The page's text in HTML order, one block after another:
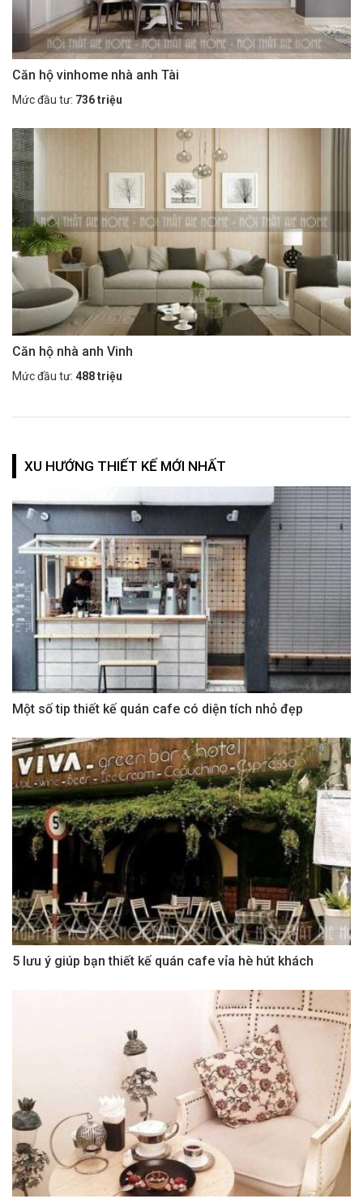
Căn hộ vinhome nhà anh Tài
Mức đầu tư: 736 triệu
Căn hộ nhà anh Vinh
Mức đầu tư: 488 triệu
XU HƯỚNG THIẾT KẾ MỚI NHẤT
Một số tip thiết kế quán cafe có diện tích nhỏ đẹp
5 lưu ý giúp bạn thiết kế quán cafe vỉa hè hút khách